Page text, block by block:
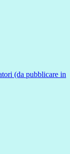
(da pubblicare in